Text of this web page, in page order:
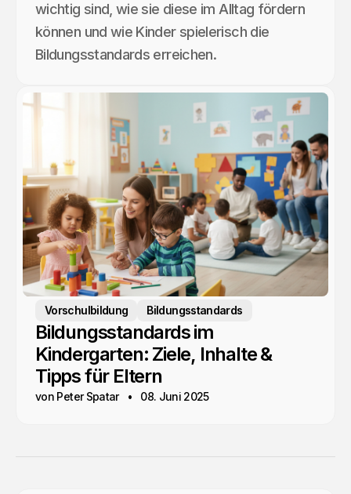
wichtig sind, wie sie diese im Alltag fördern
können und wie Kinder spielerisch die
Bildungsstandards erreichen.
Vorschulbildung Bildungsstandards
Bildungsstandards im
Kindergarten: Ziele, Inhalte &
Tipps für Eltern
von Peter Spatar 08. Juni 2025